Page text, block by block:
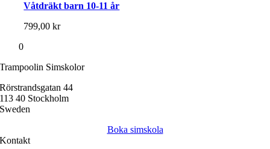
Våtdräkt barn 10-11 år
799,00kr
0
Trampoolin Simskolor
Rörstrandsgatan 44
113 40 Stockholm
Sweden
Boka simskola
Kontakt